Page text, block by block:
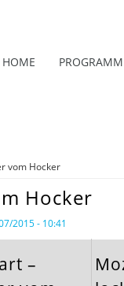
HOME PROGRAMM
vom Hocker
Hocker
2015 - 10:41
–